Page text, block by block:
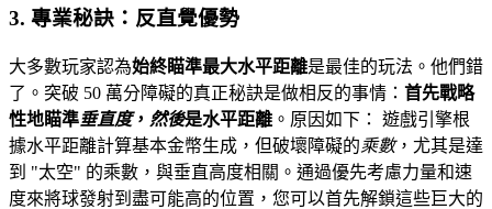
3. 專業秘訣：反直覺優勢
大多數玩家認為始終瞄準最大水平距離是最佳的玩法。他們錯
了。突破 50 萬分障礙的真正秘訣是做相反的事情： 首先戰略
性地瞄準垂直度， 然後是水平距離 。原因如下： 遊戲引擎根
據水平距離計算基本金幣生成，但破壞障礙的乘數，尤其是達
到 "太空" 的乘數，與垂直高度相關。通過優先考慮力量和速
度來將球發射到盡可能高的位置，您可以首先解鎖這些巨大的